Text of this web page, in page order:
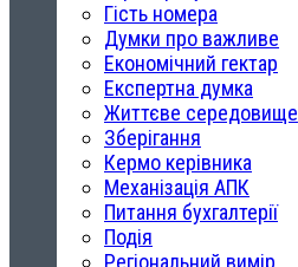
Гість номера
Думки про важливе
Економічний гектар
Експертна думка
Життєве середовище
Зберігання
Кермо керівника
Механізація АПК
Питання бухгалтерії
Подія
Регіональний вимір